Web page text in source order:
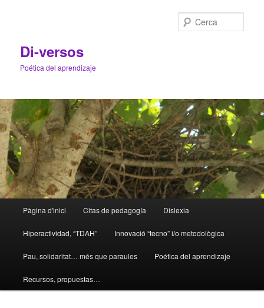
Di-versos
Poética del aprendizaje
Aneu
al
contingut
Aneu
al
contingut
Pàgina d'inici Citas de pedagogía Dislexia
Hiperactividad, “TDAH” Innovació “tecno” i/o metodològica
Pau, solidaritat… més que paraules Poética del aprendizaje
Recursos, propuestas…